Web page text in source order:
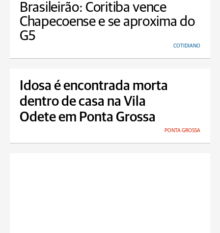
Brasileirão: Coritiba vence
Chapecoense e se aproxima do
G5
COTIDIANO
Idosa é encontrada morta
dentro de casa na Vila
Odete em Ponta Grossa
PONTA GROSSA